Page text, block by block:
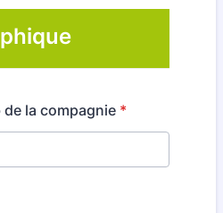
la compagnie *